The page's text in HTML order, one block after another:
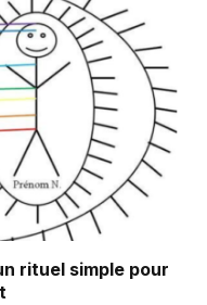
rituel simple pour